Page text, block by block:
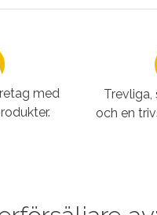
med
Trevliga,
och en